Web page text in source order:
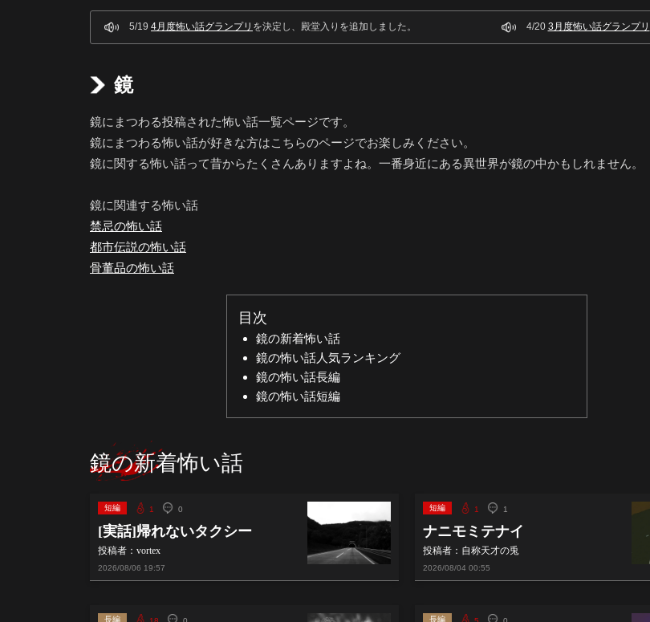
5/19 4月度怖い話グランプリ を決定し、殿堂入りを追加しました。 4/20 3月度怖い話グランプリ
鏡
鏡にまつわる投稿された怖い話一覧ページです。
鏡にまつわる怖い話が好きな方はこちらのページでお楽しみください。
鏡に関する怖い話って昔からたくさんありますよね。一番身近にある異世界が鏡の中かもしれません。
鏡に関連する怖い話
禁忌の怖い話
都市伝説の怖い話
骨董品の怖い話
目次
鏡の新着怖い話
鏡の怖い話人気ランキング
鏡の怖い話長編
鏡の怖い話短編
鏡の新着怖い話
短編 1 0
[実話]帰れないタクシー
投稿者：vortex
2026/08/06 19:57
短編 1 1
ナニモミテナイ
投稿者：自称天才の兎
2026/08/04 00:55
長編 長編